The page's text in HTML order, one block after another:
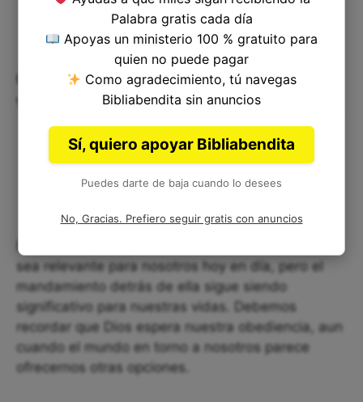
Cómo se puede aplicar este
versículo en nuestra vida
sea relevante para nosotros hoy en día, pero el
mandamiento detrás de ella sigue siendo
significativo para nuestras vidas. Debemos
recordar que Dios espera nuestra obediencia, aun
cuando el mundo en torno a nosotros parece
ofrecernos otras opciones.
Palabra gratis cada día
Apoyas un ministerio 100 % gratuito para
quien no puede pagar
Como agradecimiento, tú navegas
Bibliabendita sin anuncios
Sí, quiero apoyar Bibliabendita
Puedes darte de baja cuando lo desees
No, Gracias. Prefiero seguir gratis con anuncios